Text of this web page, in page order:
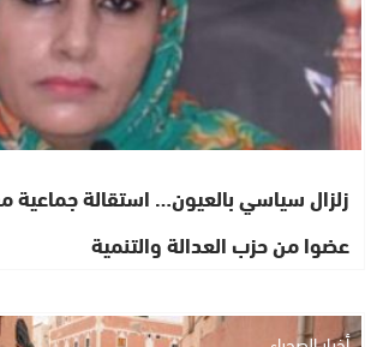
عضوا من حزب العدالة والتنمية